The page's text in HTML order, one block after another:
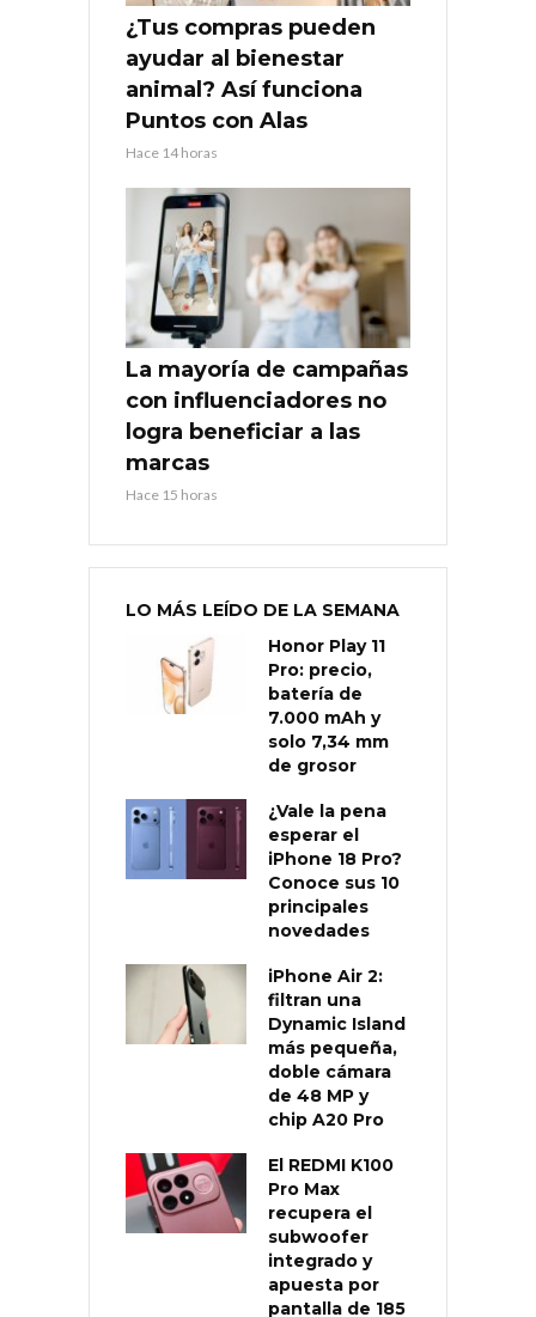
¿Tus compras pueden
ayudar al bienestar
animal? Así funciona
Puntos con Alas
Hace 14 horas
La mayoría de campañas
con influenciadores no
logra beneficiar a las
marcas
Hace 15 horas
LO MÁS LEÍDO DE LA SEMANA
Honor Play 11
Pro: precio,
batería de
7.000 mAh y
solo 7,34 mm
de grosor
¿Vale la pena
esperar el
iPhone 18 Pro?
Conoce sus 10
principales
novedades
iPhone Air 2:
filtran una
Dynamic Island
más pequeña,
doble cámara
de 48 MP y
chip A20 Pro
El REDMI K100
Pro Max
recupera el
subwoofer
integrado y
apuesta por
pantalla de 185